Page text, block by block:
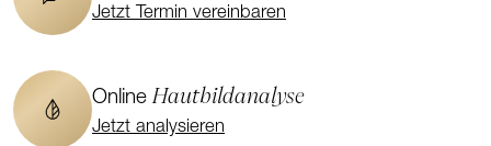
Jetzt Termin vereinbaren
OnlineHautbildanalyse
Jetzt analysieren